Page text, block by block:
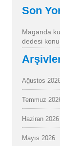
Son
Maganda
dedesi
Ağustos
Temmuz
Haziran 2026
Mayıs 2026